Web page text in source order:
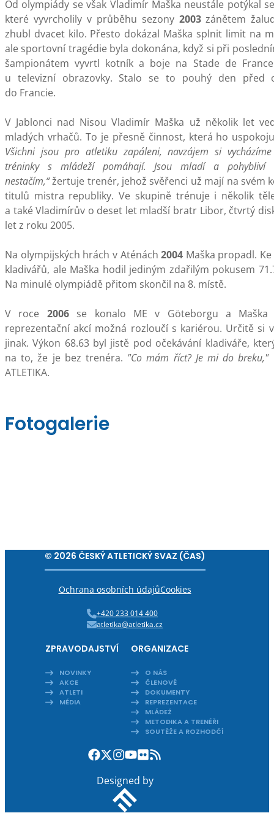
Od olympiády se však Vladimír Maška neustále potýkal
které vyvrcholily v průběhu sezony 2003zánětem
zhubl dvacet kilo. Přesto dokázal Maška splnit limit na
ale sportovní tragédie byla dokonána, když si při
šampionátem vyvrtl kotník a boje na Stade de
u televizní obrazovky. Stalo se to pouhý den před
do Francie.
V Jablonci nad Nisou Vladimír Maška už několik let
mladých vrhačů. To je přesně činnost, která ho
Všichni jsou pro atletiku zapáleni, navzájem si
tréninky s mládeží pomáhají. Jsou mladí a
nestačím,“žertuje trenér, jehož svěřenci už mají na svém
titulů mistra republiky. Ve skupině trénuje i několik
a také Vladimírův o deset let mladší bratr Libor, čtvrtý
let z roku 2005.
Na olympijských hrách v Aténách2004 Maška propadl.
kladivářů, ale Maška hodil jediným zdařilým pokusem
Na minulé olympiádě přitom skončil na 8. místě.
V roce 2006 se konalo ME v Göteborgu a
reprezentační akcí možná rozloučí s kariérou. Určitě si
jinak. Výkon 68.63 byl jistě pod očekávání kladiváře,
na to, že je bez trenéra. "Co mám říct? Je mi do breku,"
ATLETIKA.
Fotogalerie
© 2026 ČESKÝ ATLETICKÝ SVAZ (ČAS)
Ochrana osobních údajůCookies
+420 233 014 400
atletika@atletika.cz
ZPRAVODAJSTVÍ
NOVINKY
AKCE
ATLETI
MÉDIA
ORGANIZACE
O NÁS
ČLENOVÉ
DOKUMENTY
REPREZENTACE
MLÁDEŽ
METODIKA A TRENÉŘI
SOUTĚŽE A ROZHODČÍ
Designed by